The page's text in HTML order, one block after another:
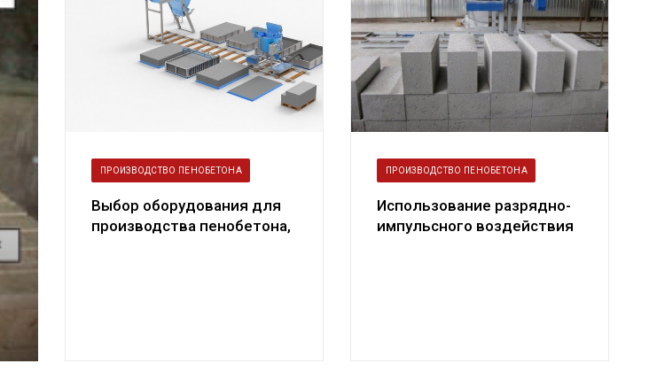
ПРОИЗВОДСТВО ПЕНОБЕТОНА
Выбор оборудования для
производства пенобетона,
ПРОИЗВОДСТВО ПЕНОБЕТОНА
Использование разрядно-
импульсного воздействия